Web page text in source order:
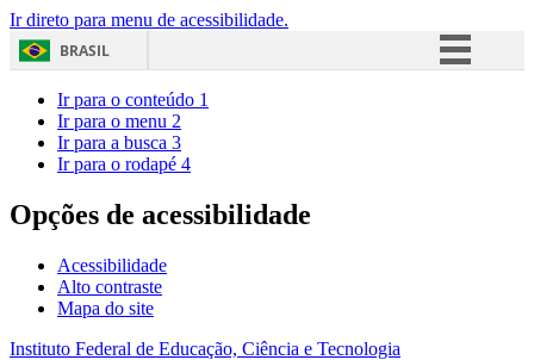
Ir direto para menu de acessibilidade.
BRASIL
Acesso à informação
Ir para o conteúdo 1
Ir para o menu 2
Ir para a busca 3
Ir para o rodapé 4
Opções de acessibilidade
Acessibilidade
Alto contraste
Mapa do site
Instituto Federal de Educação, Ciência e Tecnologia